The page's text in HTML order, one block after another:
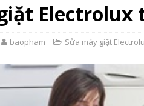
Electrolux
baopham Sửa máy giặt